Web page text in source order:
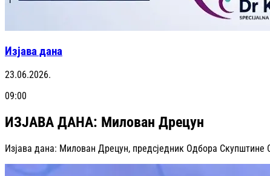
Изјава дана
23.06.2026.
09:00
ИЗЈАВА ДАНА: Милован Дрецун
Изјава дана: Милован Дрецун, предсједник Одбора Скупштине